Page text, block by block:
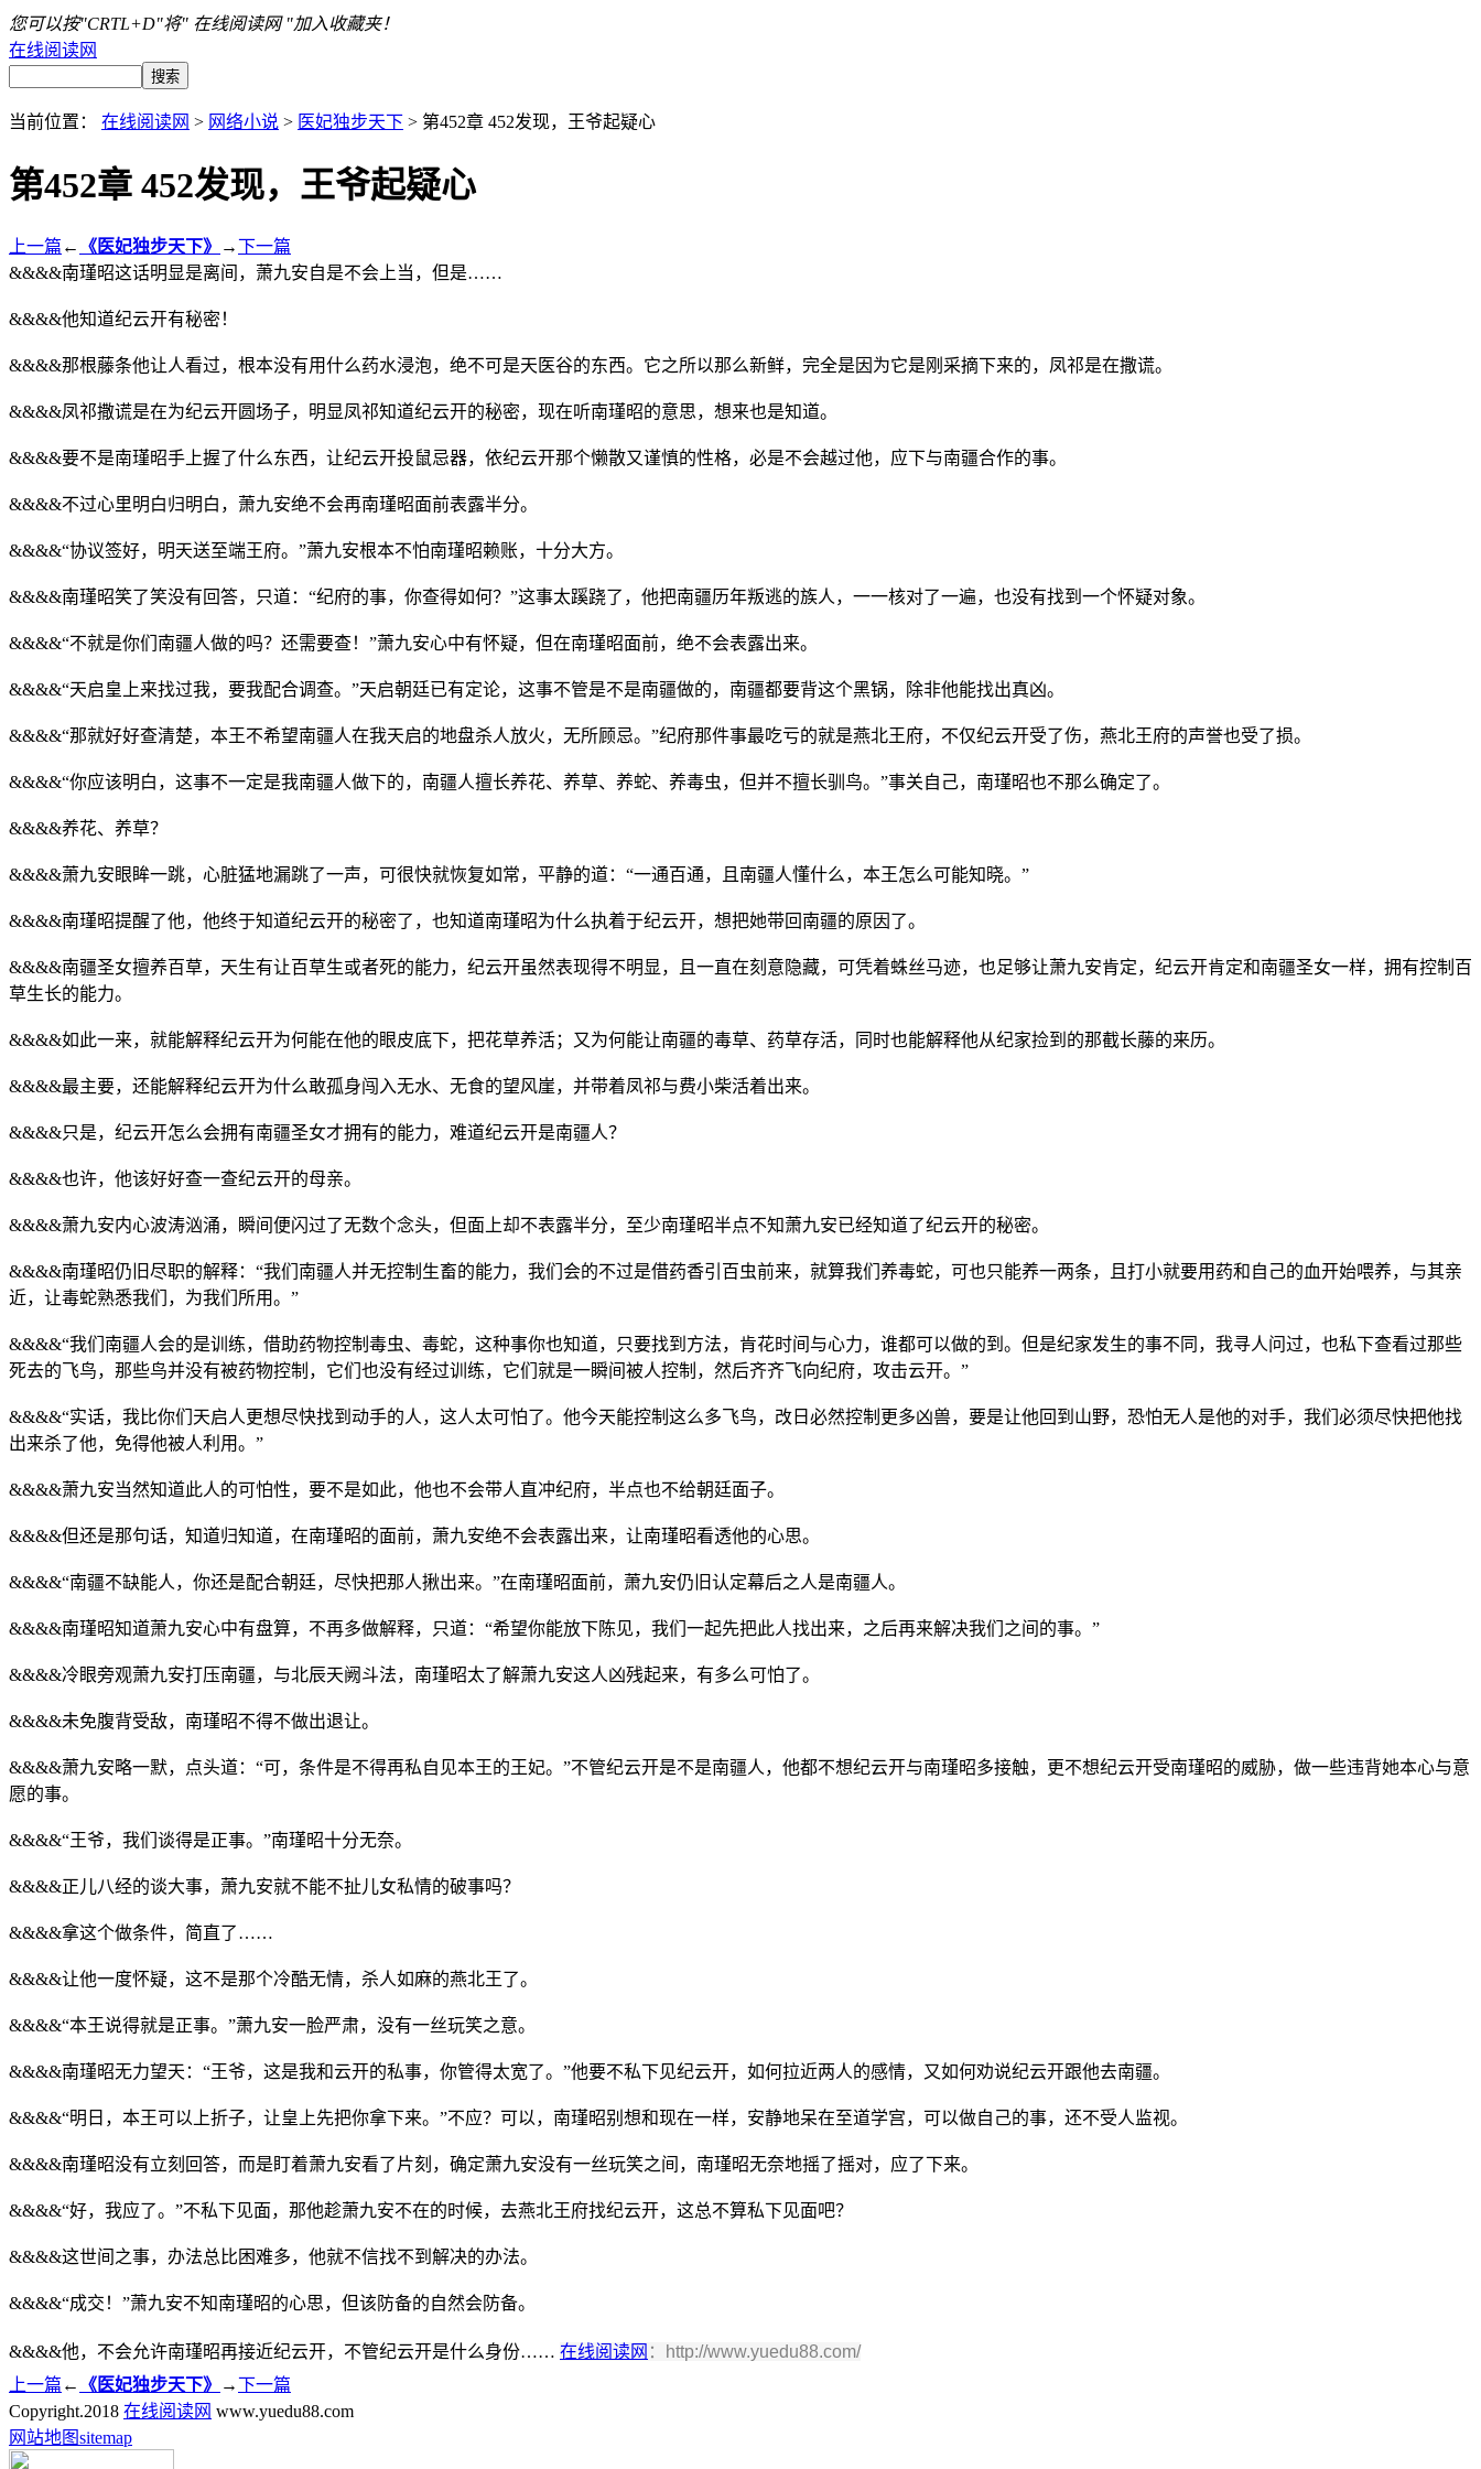
您可以按"CRTL+D"将" 在线阅读网 "加入收藏夹！
在线阅读网
当前位置： 在线阅读网 > 网络小说 > 医妃独步天下 > 第452章 452发现，王爷起疑心
第452章 452发现，王爷起疑心
上一篇 ← 《医妃独步天下》 →下一篇
&&&&南瑾昭这话明显是离间，萧九安自是不会上当，但是……
&&&&他知道纪云开有秘密！
&&&&那根藤条他让人看过，根本没有用什么药水浸泡，绝不可是天医谷的东西。它之所以那么新鲜，完全是因为它是刚采摘下来的，凤祁是在撒谎。
&&&&凤祁撒谎是在为纪云开圆场子，明显凤祁知道纪云开的秘密，现在听南瑾昭的意思，想来也是知道。
&&&&要不是南瑾昭手上握了什么东西，让纪云开投鼠忌器，依纪云开那个懒散又谨慎的性格，必是不会越过他，应下与南疆合作的事。
&&&&不过心里明白归明白，萧九安绝不会再南瑾昭面前表露半分。
&&&&“协议签好，明天送至端王府。”萧九安根本不怕南瑾昭赖账，十分大方。
&&&&南瑾昭笑了笑没有回答，只道：“纪府的事，你查得如何？”这事太蹊跷了，他把南疆历年叛逃的族人，一一核对了一遍，也没有找到一个怀疑对象。
&&&&“不就是你们南疆人做的吗？还需要查！”萧九安心中有怀疑，但在南瑾昭面前，绝不会表露出来。
&&&&“天启皇上来找过我，要我配合调查。”天启朝廷已有定论，这事不管是不是南疆做的，南疆都要背这个黑锅，除非他能找出真凶。
&&&&“那就好好查清楚，本王不希望南疆人在我天启的地盘杀人放火，无所顾忌。”纪府那件事最吃亏的就是燕北王府，不仅纪云开受了伤，燕北王府的声誉也受了损。
&&&&“你应该明白，这事不一定是我南疆人做下的，南疆人擅长养花、养草、养蛇、养毒虫，但并不擅长驯鸟。”事关自己，南瑾昭也不那么确定了。
&&&&养花、养草？
&&&&萧九安眼眸一跳，心脏猛地漏跳了一声，可很快就恢复如常，平静的道：“一通百通，且南疆人懂什么，本王怎么可能知晓。”
&&&&南瑾昭提醒了他，他终于知道纪云开的秘密了，也知道南瑾昭为什么执着于纪云开，想把她带回南疆的原因了。
&&&&南疆圣女擅养百草，天生有让百草生或者死的能力，纪云开虽然表现得不明显，且一直在刻意隐藏，可凭着蛛丝马迹，也足够让萧九安肯定，纪云开肯定和南疆圣女一样，拥有控制百
草生长的能力。
&&&&如此一来，就能解释纪云开为何能在他的眼皮底下，把花草养活；又为何能让南疆的毒草、药草存活，同时也能解释他从纪家捡到的那截长藤的来历。
&&&&最主要，还能解释纪云开为什么敢孤身闯入无水、无食的望风崖，并带着凤祁与费小柴活着出来。
&&&&只是，纪云开怎么会拥有南疆圣女才拥有的能力，难道纪云开是南疆人？
&&&&也许，他该好好查一查纪云开的母亲。
&&&&萧九安内心波涛汹涌，瞬间便闪过了无数个念头，但面上却不表露半分，至少南瑾昭半点不知萧九安已经知道了纪云开的秘密。
&&&&南瑾昭仍旧尽职的解释：“我们南疆人并无控制生畜的能力，我们会的不过是借药香引百虫前来，就算我们养毒蛇，可也只能养一两条，且打小就要用药和自己的血开始喂养，与其亲
近，让毒蛇熟悉我们，为我们所用。”
&&&&“我们南疆人会的是训练，借助药物控制毒虫、毒蛇，这种事你也知道，只要找到方法，肯花时间与心力，谁都可以做的到。但是纪家发生的事不同，我寻人问过，也私下查看过那些
死去的飞鸟，那些鸟并没有被药物控制，它们也没有经过训练，它们就是一瞬间被人控制，然后齐齐飞向纪府，攻击云开。”
&&&&“实话，我比你们天启人更想尽快找到动手的人，这人太可怕了。他今天能控制这么多飞鸟，改日必然控制更多凶兽，要是让他回到山野，恐怕无人是他的对手，我们必须尽快把他找
出来杀了他，免得他被人利用。”
&&&&萧九安当然知道此人的可怕性，要不是如此，他也不会带人直冲纪府，半点也不给朝廷面子。
&&&&但还是那句话，知道归知道，在南瑾昭的面前，萧九安绝不会表露出来，让南瑾昭看透他的心思。
&&&&“南疆不缺能人，你还是配合朝廷，尽快把那人揪出来。”在南瑾昭面前，萧九安仍旧认定幕后之人是南疆人。
&&&&南瑾昭知道萧九安心中有盘算，不再多做解释，只道：“希望你能放下陈见，我们一起先把此人找出来，之后再来解决我们之间的事。”
&&&&冷眼旁观萧九安打压南疆，与北辰天阙斗法，南瑾昭太了解萧九安这人凶残起来，有多么可怕了。
&&&&未免腹背受敌，南瑾昭不得不做出退让。
&&&&萧九安略一默，点头道：“可，条件是不得再私自见本王的王妃。”不管纪云开是不是南疆人，他都不想纪云开与南瑾昭多接触，更不想纪云开受南瑾昭的威胁，做一些违背她本心与意
愿的事。
&&&&“王爷，我们谈得是正事。”南瑾昭十分无奈。
&&&&正儿八经的谈大事，萧九安就不能不扯儿女私情的破事吗？
&&&&拿这个做条件，简直了……
&&&&让他一度怀疑，这不是那个冷酷无情，杀人如麻的燕北王了。
&&&&“本王说得就是正事。”萧九安一脸严肃，没有一丝玩笑之意。
&&&&南瑾昭无力望天：“王爷，这是我和云开的私事，你管得太宽了。”他要不私下见纪云开，如何拉近两人的感情，又如何劝说纪云开跟他去南疆。
&&&&“明日，本王可以上折子，让皇上先把你拿下来。”不应？可以，南瑾昭别想和现在一样，安静地呆在至道学宫，可以做自己的事，还不受人监视。
&&&&南瑾昭没有立刻回答，而是盯着萧九安看了片刻，确定萧九安没有一丝玩笑之间，南瑾昭无奈地摇了摇对，应了下来。
&&&&“好，我应了。”不私下见面，那他趁萧九安不在的时候，去燕北王府找纪云开，这总不算私下见面吧？
&&&&这世间之事，办法总比困难多，他就不信找不到解决的办法。
&&&&“成交！”萧九安不知南瑾昭的心思，但该防备的自然会防备。
&&&&他，不会允许南瑾昭再接近纪云开，不管纪云开是什么身份…… 在线阅读网 ：http://www.yuedu88.com/
上一篇 ← 《医妃独步天下》 →下一篇
Copyright.2018 在线阅读网 www.yuedu88.com
网站地图sitemap